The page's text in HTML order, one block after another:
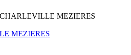
CHARLEVILLE MEZIERES
MEZIERES